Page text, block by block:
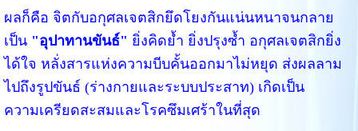
ผลก็คือ จิตกับอกุศลเจตสิกยึดโยงกันแน่นหนาจนกลาย
เป็น "อุปาทานขันธ์" ยิ่งคิดย้ำ ยิ่งปรุงซ้ำ อกุศลเจตสิกยิ่ง
ได้ใจ หลั่งสารแห่งความบีบคั้นออกมาไม่หยุด ส่งผลลาม
ไปถึงรูปขันธ์ (ร่างกายและระบบประสาท) เกิดเป็น
ความเครียดสะสมและโรคซึมเศร้าในที่สุด